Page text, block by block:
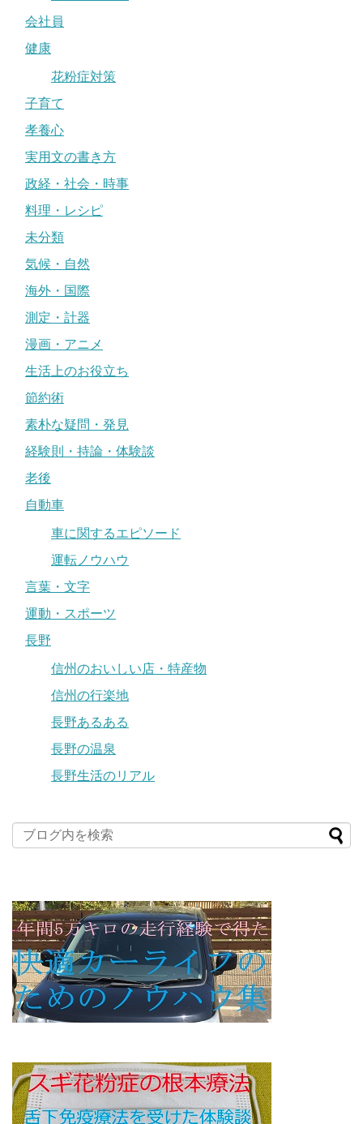
会社員
健康
花粉症対策
子育て
孝養心
実用文の書き方
政経・社会・時事
料理・レシピ
未分類
気候・自然
海外・国際
測定・計器
漫画・アニメ
生活上のお役立ち
節約術
素朴な疑問・発見
経験則・持論・体験談
老後
自動車
車に関するエピソード
運転ノウハウ
言葉・文字
運動・スポーツ
長野
信州のおいしい店・特産物
信州の行楽地
長野あるある
長野の温泉
長野生活のリアル